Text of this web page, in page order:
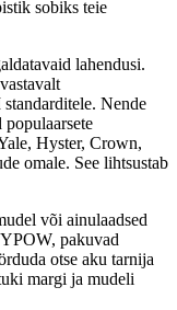
sobiks teie
lahendusi.
Nende
Hyster, Crown,
omale. See lihtsustab
või ainulaadsed
pakuvad
otse aku tarnija
margi ja mudeli